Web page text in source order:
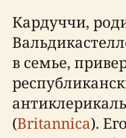
Кардуччи,
в семье,
(Britannica).